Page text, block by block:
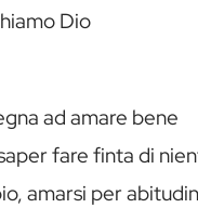
Dio
ad amare bene
fare finta di
amarsi per